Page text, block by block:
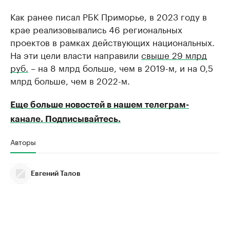
Как ранее писал РБК Приморье, в 2023 году в
крае реализовывались 46 региональных
проектов в рамках действующих национальных.
На эти цели власти направили свыше 29 млрд
руб. – на 8 млрд больше, чем в 2019-м, и на 0,5
млрд больше, чем в 2022-м.
Еще больше новостей в нашем телеграм-
канале. Подписывайтесь.
Авторы
Евгений Талов